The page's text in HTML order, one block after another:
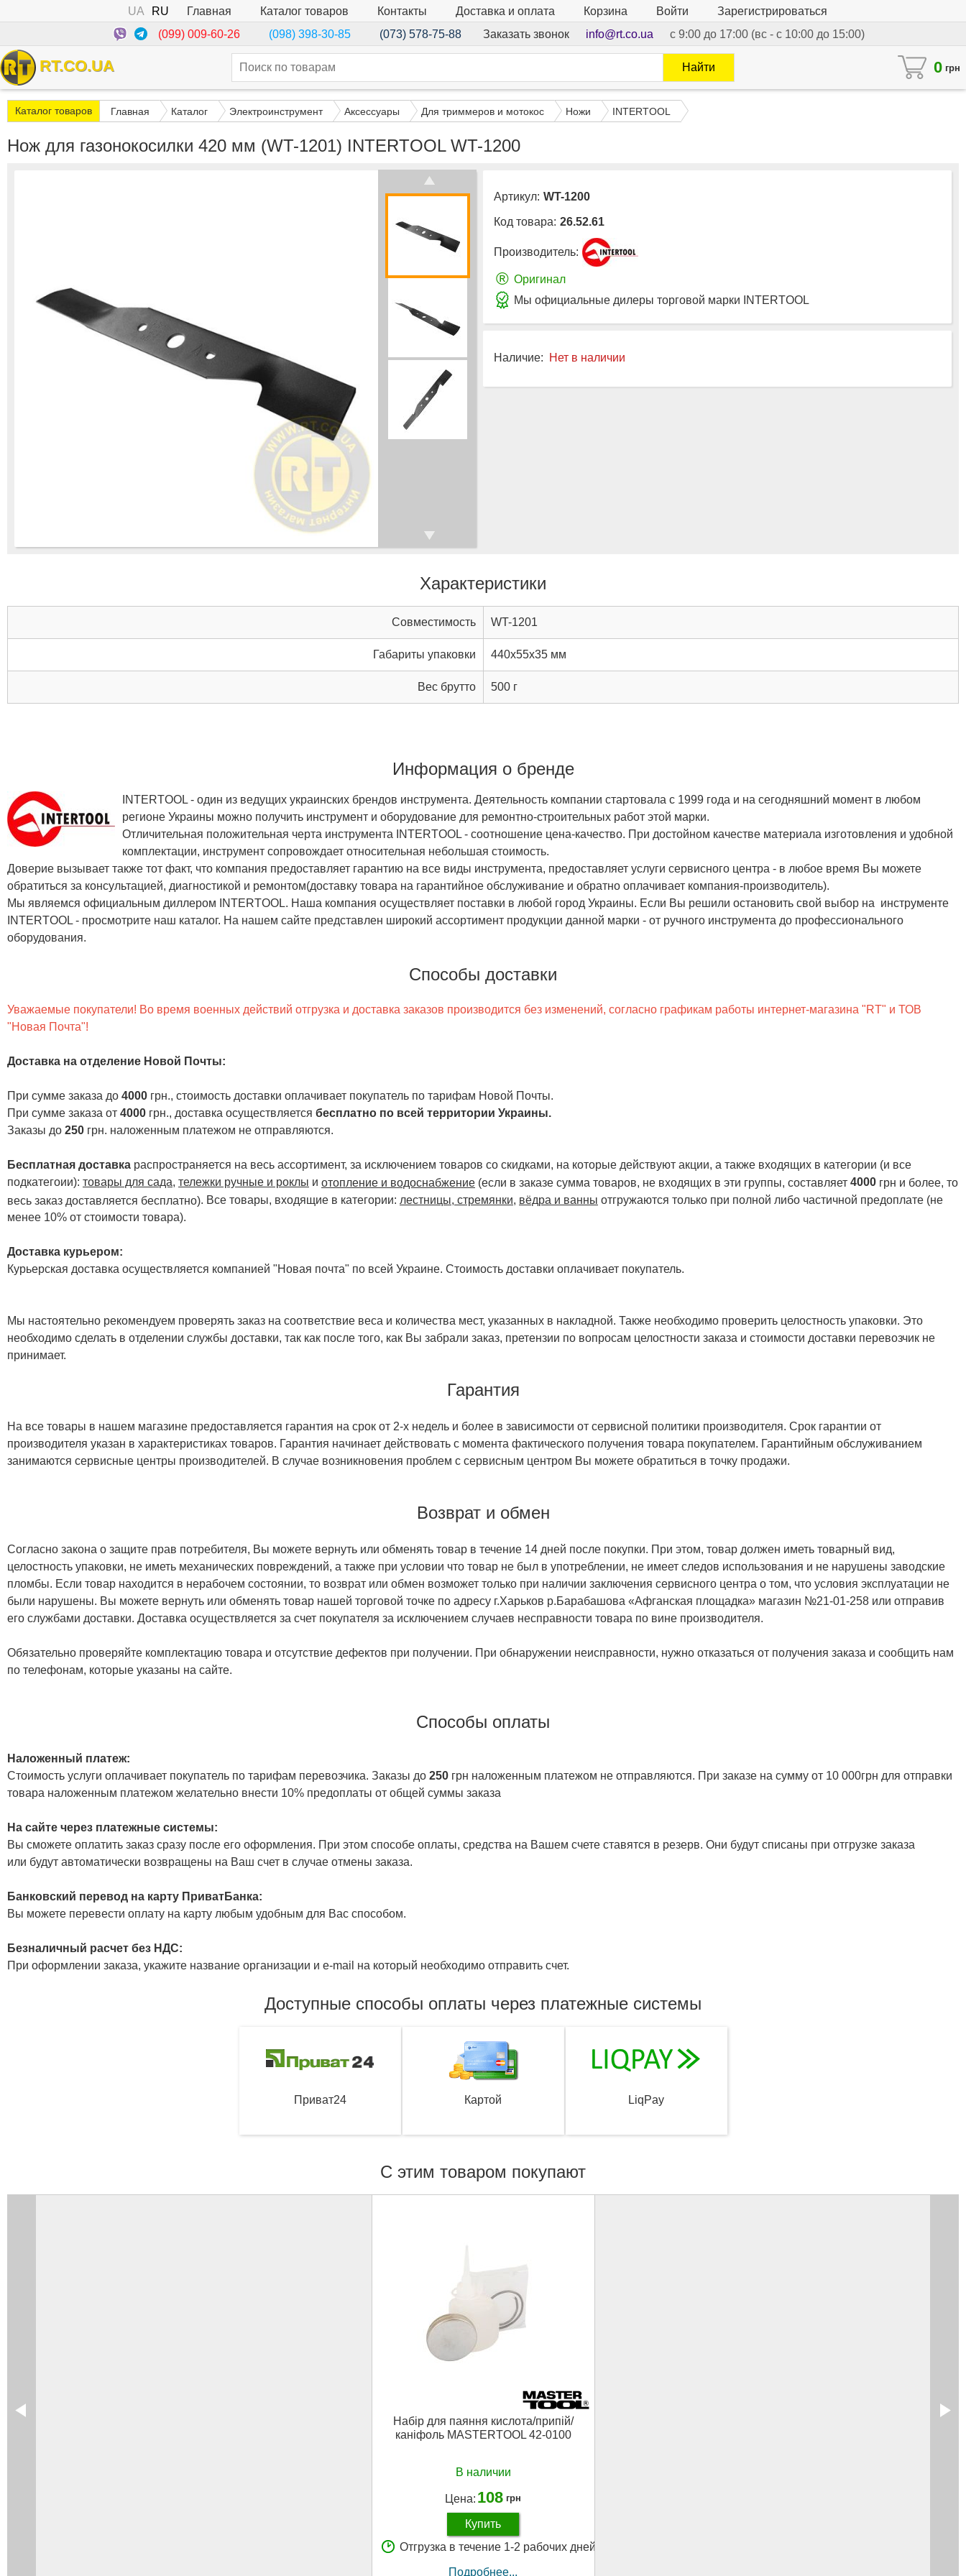
UA RU Главная Каталог товаров Контакты Доставка и оплата Корзина Войти
Зарегистрироваться
(099) 009-60-26
(098) 398-30-85 (073) 578-75-88 Заказать звонок info@rt.co.ua с 9:00 до 17:00 (вс - с 10:00 до 15:00)
RT.CO.UA 0 грн
Найти
Каталог товаров Главная Каталог Электроинструмент Аксессуары Для триммеров и мотокос Ножи INTERTOOL
Нож для газонокосилки 420 мм (WT-1201) INTERTOOL WT-1200
Артикул: WT-1200
Код товара: 26.52.61
Производитель:
® Оригинал
Мы официальные дилеры торговой марки INTERTOOL
Наличие: Нет в наличии
Характеристики
Совместимость WT-1201
Габариты упаковки 440x55x35 мм
Вес брутто 500 г
Информация о бренде
INTERTOOL - один из ведущих украинских брендов инструмента. Деятельность компании стартовала с 1999 года и на сегодняшний момент в любом
регионе Украины можно получить инструмент и оборудование для ремонтно-строительных работ этой марки.
Отличительная положительная черта инструмента INTERTOOL - соотношение цена-качество. При достойном качестве материала изготовления и удобной
комплектации, инструмент сопровождает относительная небольшая стоимость.
Доверие вызывает также тот факт, что компания предоставляет гарантию на все виды инструмента, предоставляет услуги сервисного центра - в любое время Вы можете
обратиться за консультацией, диагностикой и ремонтом(доставку товара на гарантийное обслуживание и обратно оплачивает компания-производитель).
Мы являемся официальным диллером INTERTOOL. Наша компания осуществляет поставки в любой город Украины. Если Вы решили остановить свой выбор на инструменте
INTERTOOL - просмотрите наш каталог. На нашем сайте представлен широкий ассортимент продукции данной марки - от ручного инструмента до профессионального
оборудования.
Способы доставки
Уважаемые покупатели! Во время военных действий отгрузка и доставка заказов производится без изменений, согласно графикам работы интернет-магазина "RT" и ТОВ
"Новая Почта"!
Доставка на отделение Новой Почты:
При сумме заказа до 4000 грн., стоимость доставки оплачивает покупатель по тарифам Новой Почты.
При сумме заказа от 4000 грн., доставка осуществляется бесплатно по всей территории Украины.
Заказы до 250 грн. наложенным платежом не отправляются.
Бесплатная доставка распространяется на весь ассортимент, за исключением товаров со скидками, на которые действуют акции, а также входящих в категории (и все
подкатегоии): товары для сада, тележки ручные и роклы и отопление и водоснабжение (если в заказе сумма товаров, не входящих в эти группы, составляет 4000 грн и более, то
весь заказ доставляется бесплатно). Все товары, входящие в категории: лестницы, стремянки, вёдра и ванны отгружаются только при полной либо частичной предоплате (не
менее 10% от стоимости товара).
Доставка курьером:
Курьерская доставка осуществляется компанией "Новая почта" по всей Украине. Стоимость доставки оплачивает покупатель.
Мы настоятельно рекомендуем проверять заказ на соответствие веса и количества мест, указанных в накладной. Также необходимо проверить целостность упаковки. Это
необходимо сделать в отделении службы доставки, так как после того, как Вы забрали заказ, претензии по вопросам целостности заказа и стоимости доставки перевозчик не
принимает.
Гарантия
На все товары в нашем магазине предоставляется гарантия на срок от 2-х недель и более в зависимости от сервисной политики производителя. Срок гарантии от
производителя указан в характеристиках товаров. Гарантия начинает действовать с момента фактического получения товара покупателем. Гарантийным обслуживанием
занимаются сервисные центры производителей. В случае возникновения проблем с сервисным центром Вы можете обратиться в точку продажи.
Возврат и обмен
Согласно закона о защите прав потребителя, Вы можете вернуть или обменять товар в течение 14 дней после покупки. При этом, товар должен иметь товарный вид,
целостность упаковки, не иметь механических повреждений, а также при условии что товар не был в употреблении, не имеет следов использования и не нарушены заводские
пломбы. Если товар находится в нерабочем состоянии, то возврат или обмен возможет только при наличии заключения сервисного центра о том, что условия эксплуатации не
были нарушены. Вы можете вернуть или обменять товар нашей торговой точке по адресу г.Харьков р.Барабашова «Афганская площадка» магазин №21-01-258 или отправив
его службами доставки. Доставка осуществляется за счет покупателя за исключением случаев несправности товара по вине производителя.
Обязательно проверяйте комплектацию товара и отсутствие дефектов при получении. При обнаружении неисправности, нужно отказаться от получения заказа и сообщить нам
по телефонам, которые указаны на сайте.
Способы оплаты
Наложенный платеж:
Стоимость услуги оплачивает покупатель по тарифам перевозчика. Заказы до 250 грн наложенным платежом не отправляются. При заказе на сумму от 10 000грн для отправки
товара наложенным платежом желательно внести 10% предоплаты от общей суммы заказа
На сайте через платежные системы:
Вы сможете оплатить заказ сразу после его оформления. При этом способе оплаты, средства на Вашем счете ставятся в резерв. Они будут списаны при отгрузке заказа
или будут автоматически возвращены на Ваш счет в случае отмены заказа.
Банковский перевод на карту ПриватБанка:
Вы можете перевести оплату на карту любым удобным для Вас способом.
Безналичный расчет без НДС:
При оформлении заказа, укажите название организации и e-mail на который необходимо отправить счет.
Доступные способы оплаты через платежные системы
Приват24 Картой LiqPay
С этим товаром покупают
Набір для паяння кислота/припій/
каніфоль MASTERTOOL 42-0100
В наличии
Цена: 108 грн
Купить
Отгрузка в течение 1-2 рабочих дней
Подробнее...